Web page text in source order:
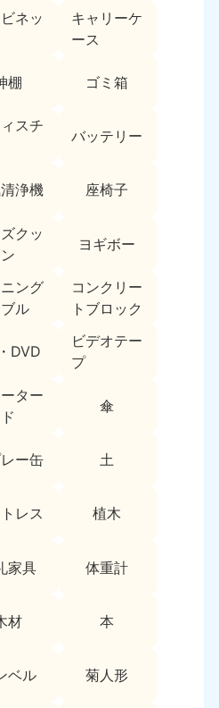
ネッ
キャリーケ
ース
棚 ゴミ箱
スチ
バッテリー
浄機 座椅子
クッ
ヨギボー
ング
ル
コンクリー
トブロック
DVD
ビデオテー
プ
ター
傘
ー缶 土
レス 植木
家具 体重計
材 本
ベル 菊人形
神奈川県
050-1881-5266
9:00〜19:00 年中無休
茨城県
050-1881-5269
9:00〜19:00 年中無休
050-1881-5259
9:00〜19:00 年中無休
長野県
050-1881-5261
9:00〜19:00 年中無休